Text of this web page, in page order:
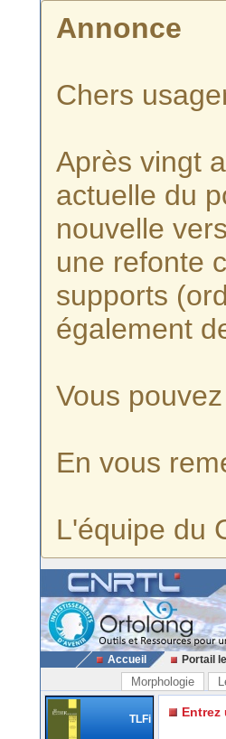
Annonce
Chers
Après vingt
actuelle du
nouvelle
une refonte
supports
également
Vous
En vous
L'équipe du
Accueil Portail
Morphologie
TLFi Entrez